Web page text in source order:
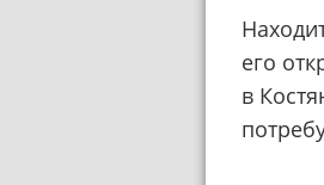
его
в